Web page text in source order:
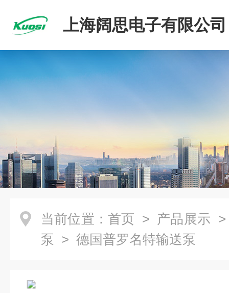
上海阔思电子有限公司
当前位置： 首页 > 产品展示
泵 > 德国普罗名特输送泵